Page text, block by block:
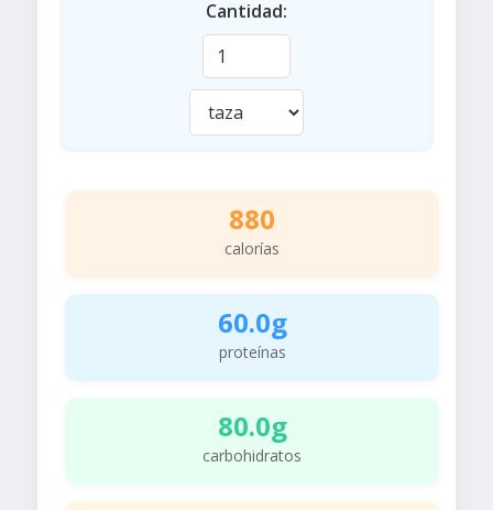
Cantidad:
880
calorías
60.0g
proteínas
80.0g
carbohidratos